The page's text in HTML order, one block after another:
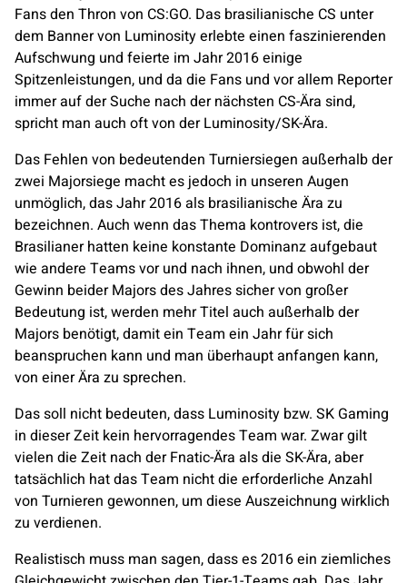
Fans den Thron von CS:GO. Das brasilianische CS unter
dem Banner von Luminosityerlebte einen faszinierenden
Aufschwung und feierte im Jahr 2016 einige
Spitzenleistungen, und da die Fans und vor allem Reporter
immer auf der Suche nach der nächsten CS-Ära sind,
spricht man auch oft von derLuminosity/SK-Ära.
Das Fehlen von bedeutenden Turniersiegen außerhalb der
zwei Majorsiege macht es jedoch in unseren Augen
unmöglich, das Jahr 2016 als brasilianische Ära zu
bezeichnen. Auch wenn das Thema kontrovers ist, die
Brasilianer hatten keine konstante Dominanz aufgebaut
wie andere Teams vor und nach ihnen, und obwohl der
Gewinn beider Majors des Jahres sicher von großer
Bedeutung ist, werden mehr Titel auch außerhalb der
Majors benötigt, damit ein Team ein Jahr für sich
beanspruchen kann und man überhaupt anfangen kann,
von einer Ära zu sprechen.
Das soll nicht bedeuten, dass Luminosity bzw. SK Gaming
in dieser Zeit kein hervorragendes Team war. Zwar gilt
vielen die Zeit nach derFnatic-Ära als die SK-Ära, aber
tatsächlich hat das Team nicht die erforderliche Anzahl
von Turnieren gewonnen, um diese Auszeichnung wirklich
zu verdienen.
Realistisch muss man sagen, dass es 2016 ein ziemliches